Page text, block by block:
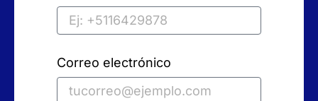
Correo electrónico